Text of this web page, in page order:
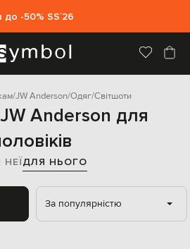
до -50% SS`26
JW Anderson Одяг Світшоти
Anderson для
ДЛЯ НЬОГО
За популярністю